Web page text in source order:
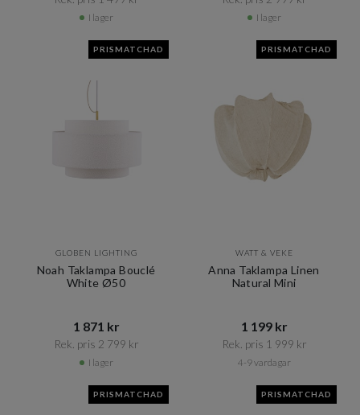
I lager I lager
PRISMATCHAD
GLOBEN LIGHTING
Noah Taklampa Bouclé
White Ø50
1 871 kr​​
Rek. pris 2 799 kr​​
I lager
PRISMATCHAD
WATT & VEKE
Anna Taklampa Linen
Natural Mini
1 199 kr​​
Rek. pris 1 999 kr​​
4-9 vardagar
PRISMATCHAD PRISMATCHAD